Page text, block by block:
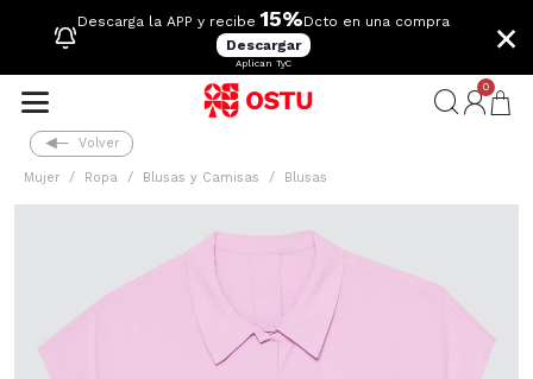
Descarga la APP y recibe 15%Dcto en una compra
Descargar
Aplican TyC
×
0
Volver
Mujer Ropa Blusas y Camisas Blusas